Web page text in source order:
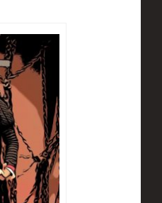
botas
Alvarez Quintero